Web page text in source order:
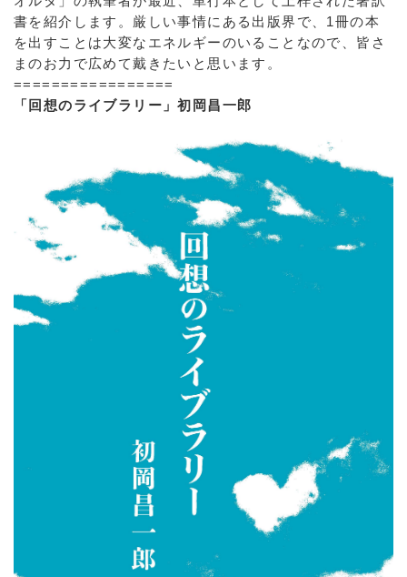
書を紹介します。厳しい事情にある出版界で、1冊の本
を出すことは大変なエネルギーのいることなので、皆さ
まのお力で広めて戴きたいと思います。
=================
「回想のライブラリー」初岡昌一郎